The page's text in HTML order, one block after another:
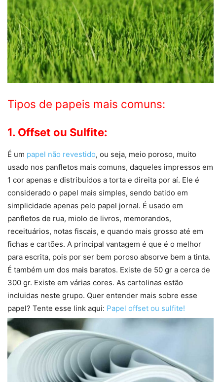
Tipos de papeis mais comuns:
1. Offset ou Sulfite:
É um papel não revestido, ou seja, meio poroso, muito
usado nos panfletos mais comuns, daqueles impressos em
1 cor apenas e distribuídos a torta e direita por aí. Ele é
considerado o papel mais simples, sendo batido em
simplicidade apenas pelo papel jornal. É usado em
panfletos de rua, miolo de livros, memorandos,
receituários, notas fiscais, e quando mais grosso até em
fichas e cartões. A principal vantagem é que é o melhor
para escrita, pois por ser bem poroso absorve bem a tinta.
É também um dos mais baratos. Existe de 50 gr a cerca de
300 gr. Existe em várias cores. As cartolinas estão
incluidas neste grupo. Quer entender mais sobre esse
papel? Tente esse link aqui: Papel offset ou sulfite!